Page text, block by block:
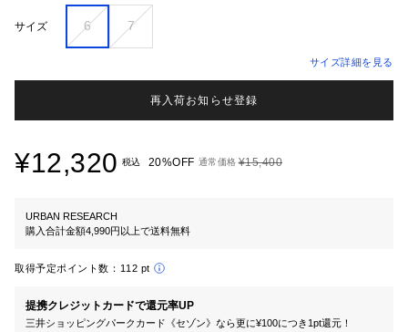
サイズ 6 7
サイズ詳細を見る
再入荷お知らせ登録
¥12,320 税込 20%OFF 通常価格 ¥15,400
URBAN RESEARCH
購入合計金額4,990円以上で送料無料
取得予定ポイント数： 112 pt
提携クレジットカードで還元率UP
三井ショッピングパークカード《セゾン》なら更に¥100につき1pt還元！